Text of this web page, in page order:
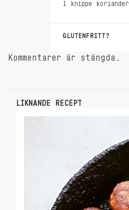
1
knippe koriander
GLUTENFRITT?
Kommentarer är stängda.
LIKNANDE RECEPT